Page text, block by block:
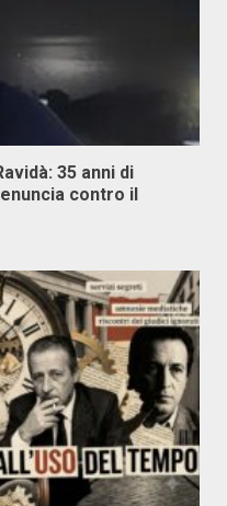
35 anni di
contro il